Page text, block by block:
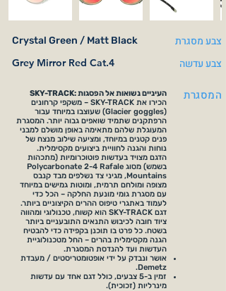
Crystal Green / Matt Black צבע מסגרת
Grey Mirror Red Cat.4 צבע עדשה
SKY-TRACK: העיניים נשואות אל הפסגות
הכירו את SKY-TRACK – משקפי קרחונים
(Glacier goggles) שעוצבו במיוחד עבור
הרפתקנים שתמיד שואפים גבוה יותר. המסגרת
המעוגלת שלהם מתאימה באופן מושלם למבני
פנים קטנים במיוחד, ומציעה שילוב מנצח של
נוחות והגנה לחוויית ביצועים מקסימלית.
הדגם מצויד בעדשות פוטוכרומיות (מתכהות
בשמש) מסוג Polycarbonate 2-4 Rafale
Mountains, מגיני צד נשלפים מבד קנבס
מצופה ומולחם תרמית, ומוטות גמישים במיוחד
עם מסגרת גומי מונעת החלקה – הכל כדי
לעמוד באתגרי טיפוס ההרים הקיצוניים ביותר.
דגם SKY-TRACK הוא קשוח, טכנולוגי ומהווה
ציוד חובה לכיבוש התנאים התובעניים ביותר
בשטח. כל פרט בו תוכנן בקפידה כדי להבטיח
הגנה מקסימלית בהרים – החל מטכנולוגיית
העדשות ועד להנדסת המסגרת.
אושר ונבדק על ידי אופטומטריסטים / מעבדת
Demetz.
זמין ב-5 צבעים, כולל דגם אחד עם עדשות
מינרליות (זכוכית).
המסגרת